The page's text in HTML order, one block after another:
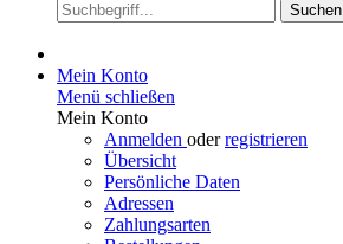
Suchen
Mein Konto
Menü schließen
Mein Konto
Anmelden oderregistrieren
Übersicht
Persönliche Daten
Adressen
Zahlungsarten